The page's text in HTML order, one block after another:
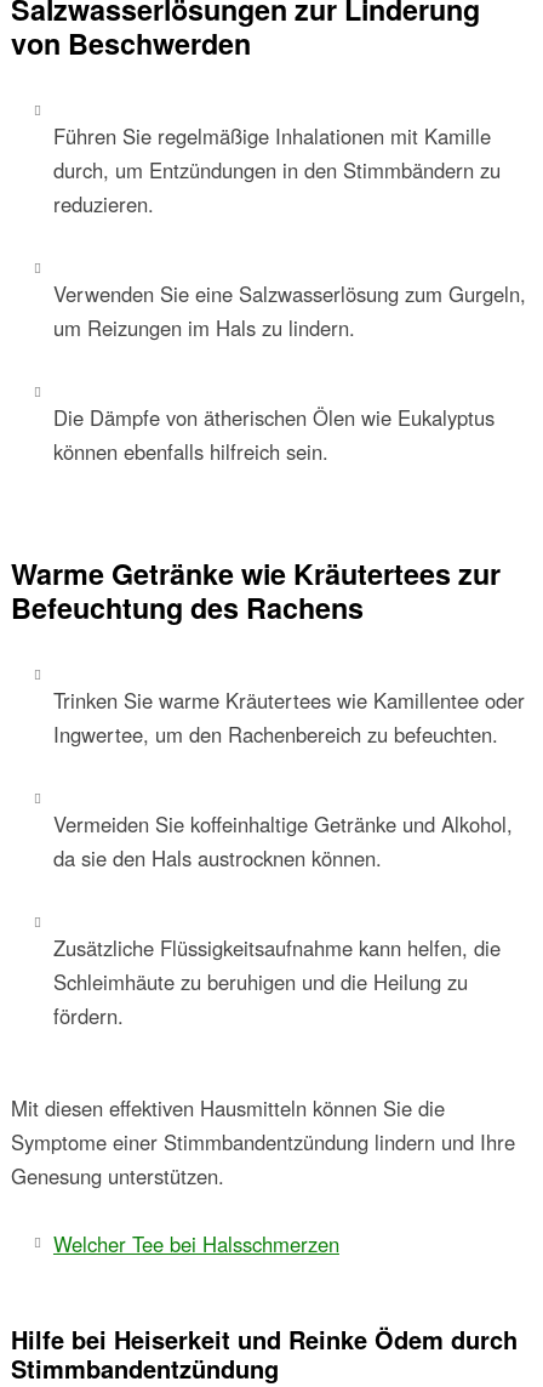
Salzwasserlösungen zur Linderung
von Beschwerden
Führen Sie regelmäßige Inhalationen mit Kamille
durch, um Entzündungen in den Stimmbändern zu
reduzieren.
Verwenden Sie eine Salzwasserlösung zum Gurgeln,
um Reizungen im Hals zu lindern.
Die Dämpfe von ätherischen Ölen wie Eukalyptus
können ebenfalls hilfreich sein.
Warme Getränke wie Kräutertees zur
Befeuchtung des Rachens
Trinken Sie warme Kräutertees wie Kamillentee oder
Ingwertee, um den Rachenbereich zu befeuchten.
Vermeiden Sie koffeinhaltige Getränke und Alkohol,
da sie den Hals austrocknen können.
Zusätzliche Flüssigkeitsaufnahme kann helfen, die
Schleimhäute zu beruhigen und die Heilung zu
fördern.
Mit diesen effektiven Hausmitteln können Sie die
Symptome einer Stimmbandentzündung lindern und Ihre
Genesung unterstützen.
Welcher Tee bei Halsschmerzen
Hilfe bei Heiserkeit und Reinke Ödem durch
Stimmbandentzündung